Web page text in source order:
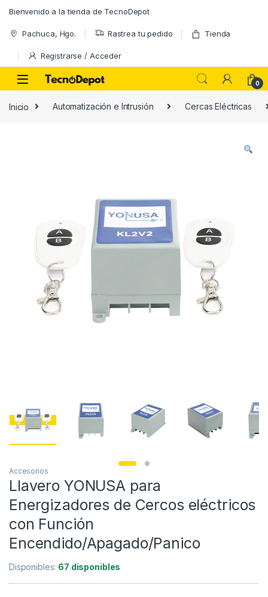
Bienvenido a la tienda de TecnoDepot
Pachuca, Hgo. Rastrea tu pedido Tienda
Registrarse / Acceder
0
Inicio Automatización e Intrusión Cercas Eléctricas
Accesorios
Llavero YONUSA para
Energizadores de Cercos eléctricos
con Función
Encendido/Apagado/Panico
Disponibles: 67 disponibles